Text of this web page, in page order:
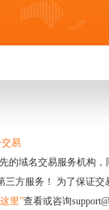
交易
的域名交易服务机构
三方服务！ 为了保证
里”查看或咨询